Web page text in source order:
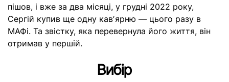
пішов, і вже за два місяці, у грудні 2022 року,
Сергій купив ще одну кавʼярню — цього разу в
МАФі. Та звістку, яка перевернула його життя, він
отримав у першій.
Вибір